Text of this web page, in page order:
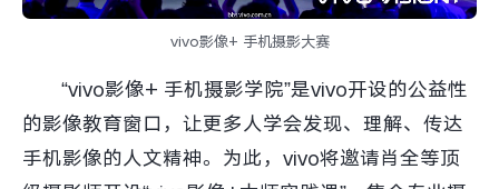
vivo影像+ 手机摄影大赛
“vivo影像+ 手机摄影学院”是vivo开设的公益性
的影像教育窗口，让更多人学会发现、理解、传达
手机影像的人文精神。为此，vivo将邀请肖全等顶